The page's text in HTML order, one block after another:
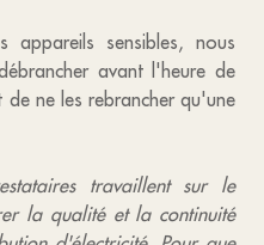
appareils sensibles, nous
avant l'heure de
ne les rebrancher qu'une
travaillent sur le
la qualité et la continuité